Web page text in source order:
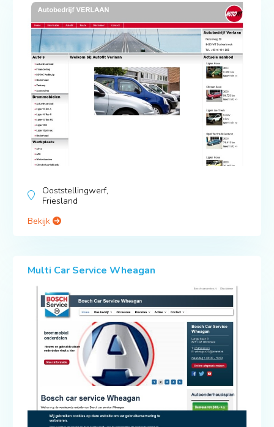
Ooststellingwerf,
Friesland
Bekijk
Multi Car Service Wheagan